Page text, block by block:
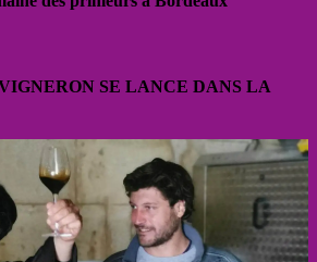
SE LANCE DANS LA